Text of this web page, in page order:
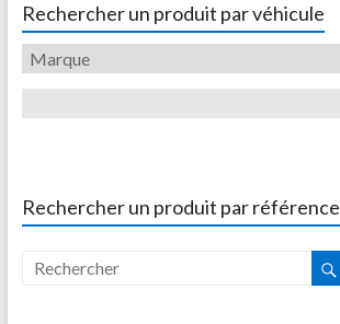
Rechercher un produit par véhicule
Rechercher un produit par référence